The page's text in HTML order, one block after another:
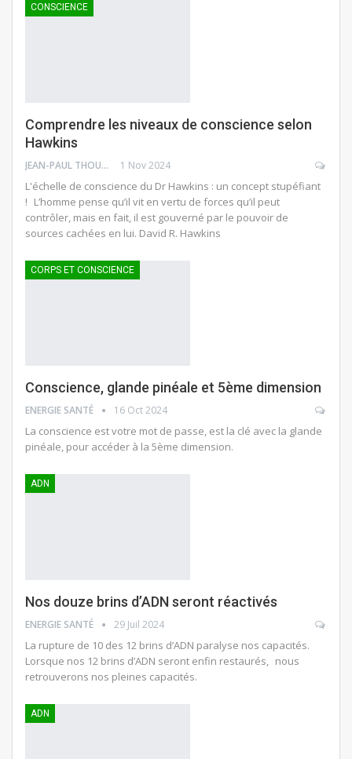
CONSCIENCE
Comprendre les niveaux de conscience selon
Hawkins
JEAN-PAUL THOUNY 1 Nov 2024
L'échelle de conscience du Dr Hawkins : un concept stupéfiant
! L’homme pense qu’il vit en vertu de forces qu’il peut
contrôler, mais en fait, il est gouverné par le pouvoir de
sources cachées en lui. David R. Hawkins
CORPS ET CONSCIENCE
Conscience, glande pinéale et 5ème dimension
ENERGIE SANTÉ 16 Oct 2024
La conscience est votre mot de passe, est la clé avec la glande
pinéale, pour accéder à la 5ème dimension.
ADN
Nos douze brins d’ADN seront réactivés
ENERGIE SANTÉ 29 Juil 2024
La rupture de 10 des 12 brins d’ADN paralyse nos capacités.
Lorsque nos 12 brins d’ADN seront enfin restaurés, nous
retrouverons nos pleines capacités.
ADN